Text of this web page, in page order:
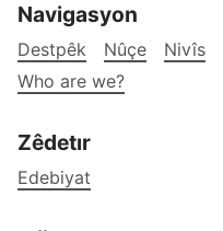
Navigasyon
Destpêk Nûçe Nivîs
Who are we?
Zêdetır
Edebiyat